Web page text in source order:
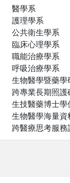
醫學系
護理學系
公共衛生學系
臨床心理學系
職能治療學系
呼吸治療學系
生物醫學暨藥學
跨專業長期照
生技醫藥博士學
生物醫學海量
跨醫療思考服